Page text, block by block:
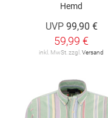
Hemd
UVP 99,90 €
59,99 €
inkl. MwSt. zzgl. Versand